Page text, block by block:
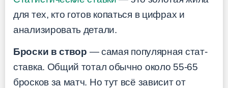
для тех, кто готов копаться в цифрах и
анализировать детали.
Броски в створ — самая популярная стат-
ставка. Общий тотал обычно около 55-65
бросков за матч. Но тут всё зависит от